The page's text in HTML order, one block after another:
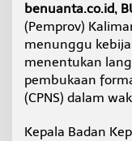
C
P
N
M
e
n
n
benuanta.co.id,
(Pemprov)
menunggu
menentukan
pembukaan
(CPNS) dalam
Kepala Badan